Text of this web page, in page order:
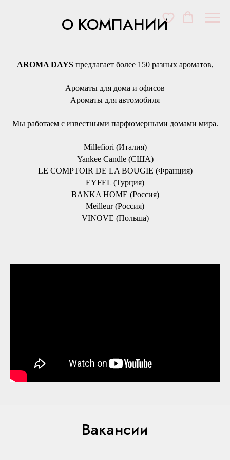
О КОМПАНИИ
AROMA DAYSпредлагает более 150 разных ароматов,
Ароматы для дома и офисов
Ароматы для автомобиля
Мы работаем с известными парфюмерными домами мира.
Millefiori (Италия)
Yankee Candle (США)
LE COMPTOIR DE LA BOUGIE (Франция)
EYFEL (Турция)
BANKA HOME (Россия)
Meilleur (Россия)
VINOVE (Польша)
Вакансии